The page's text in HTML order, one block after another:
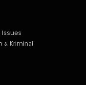
Issues
& Kriminal